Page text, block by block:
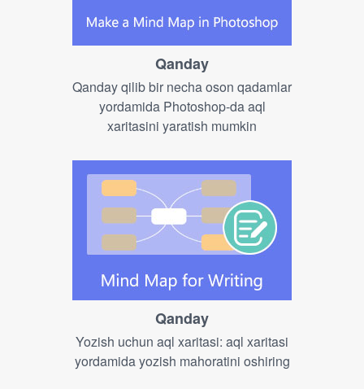
Qanday
Qanday qilib bir necha oson qadamlar
yordamida Photoshop-da aql
xaritasini yaratish mumkin
Qanday
Yozish uchun aql xaritasi: aql xaritasi
yordamida yozish mahoratini oshiring